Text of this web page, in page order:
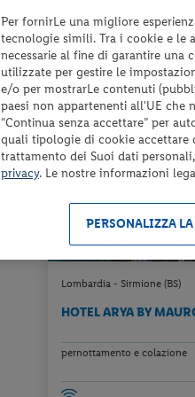
Check-in
dal 23/08/26
al 04/01/27
PRENOTA PRIMA
ENTRO 30 gg dalla partenza
Lombardia - Sirmione (BS)
HOTEL ARYA BY
pernottamento e colazione
Per fornirLe una migliore
tecnologie simili. Tra i cookie e le
necessarie al fine di garantire una
utilizzate per gestire le
e/o per mostrarLe contenuti
paesi non appartenenti all'UE che
“Continua senza accettare” per
quali tipologie di cookie accettare
trattamento dei Suoi dati
privacy. Le nostre informazioni
PERSONALIZZA LA